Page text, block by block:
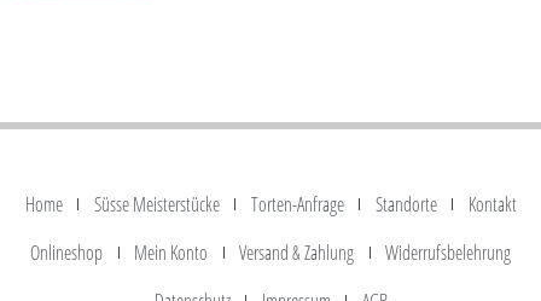
Home Süsse Meisterstücke Torten-Anfrage Standorte
Kontakt
Onlineshop
Mein Konto Versand & Zahlung
Widerrufsbelehrung